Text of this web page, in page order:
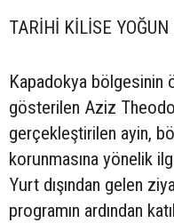
TARİHİ KİLİSE YOĞUN
Kapadokya bölgesinin
gösterilen Aziz
gerçekleştirilen ayin,
korunmasına yönelik
Yurt dışından gelen
programın ardından